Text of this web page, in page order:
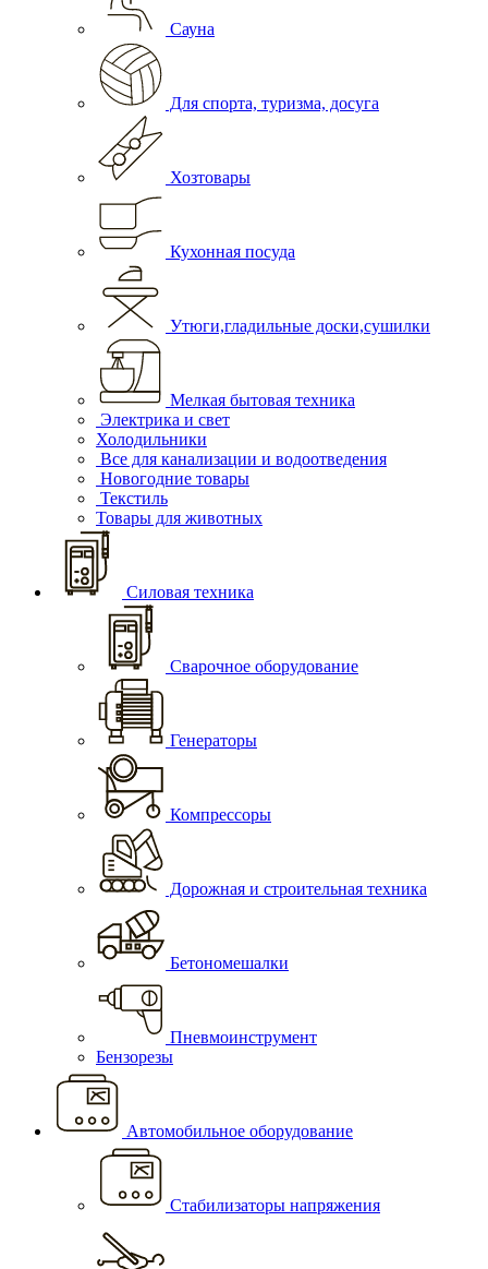
Сауна
Для спорта, туризма, досуга
Хозтовары
Кухонная посуда
Утюги,гладильные доски,сушилки
Мелкая бытовая техника
Электрика и свет
Холодильники
Все для канализации и водоотведения
Новогодние товары
Текстиль
Товары для животных
Силовая техника
Сварочное оборудование
Генераторы
Компрессоры
Дорожная и строительная техника
Бетономешалки
Пневмоинструмент
Бензорезы
Автомобильное оборудование
Стабилизаторы напряжения